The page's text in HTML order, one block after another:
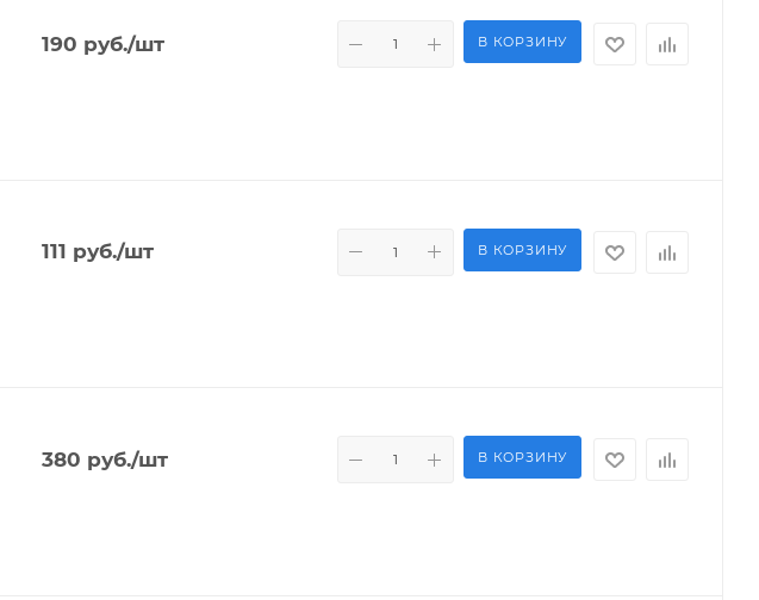
190 руб./шт В КОРЗИНУ
111 руб./шт В КОРЗИНУ
380 руб./шт В КОРЗИНУ